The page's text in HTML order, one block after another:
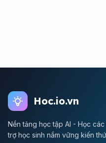
Hoc.io.vn
Nền tảng học tập AI - Học
trợ học sinh nắm vững kiến